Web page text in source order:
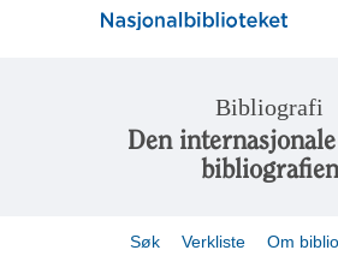
Bibliografi
Den
bibliografien
Søk Verkliste Om